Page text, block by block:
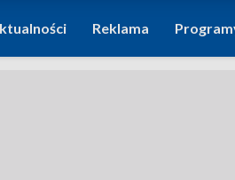
Reklama